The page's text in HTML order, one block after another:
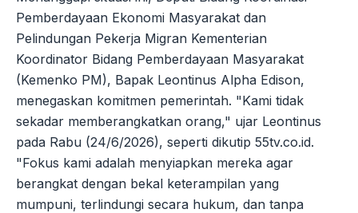
Pemberdayaan Ekonomi Masyarakat dan
Pelindungan Pekerja Migran Kementerian
Koordinator Bidang Pemberdayaan Masyarakat
(Kemenko PM), Bapak Leontinus Alpha Edison,
menegaskan komitmen pemerintah. "Kami tidak
sekadar memberangkatkan orang," ujar Leontinus
pada Rabu (24/6/2026), seperti dikutip 55tv.co.id.
"Fokus kami adalah menyiapkan mereka agar
berangkat dengan bekal keterampilan yang
mumpuni, terlindungi secara hukum, dan tanpa